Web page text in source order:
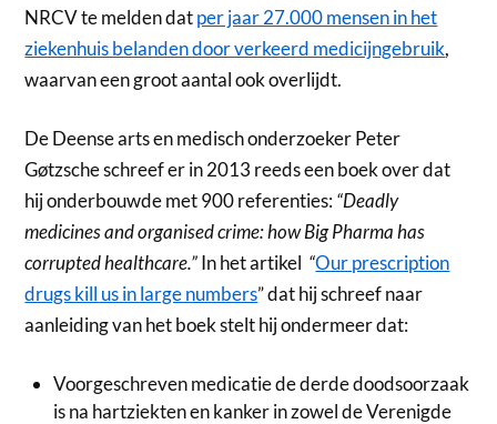
NRCV te melden datper jaar 27.000 mensen in het
ziekenhuis belanden door verkeerd medicijngebruik,
waarvan een groot aantal ook overlijdt.
De Deense arts en medisch onderzoeker Peter
Gøtzsche schreef er in 2013 reeds een boek over dat
hij onderbouwde met 900 referenties:“Deadly
medicines and organised crime: how Big Pharma has
corrupted healthcare.”In het artikel “Our prescription
drugs kill us in large numbers” dat hij schreef naar
aanleiding van het boek stelt hij ondermeer dat:
Voorgeschreven medicatie de derde doodsoorzaak
is na hartziekten en kanker in zowel de Verenigde